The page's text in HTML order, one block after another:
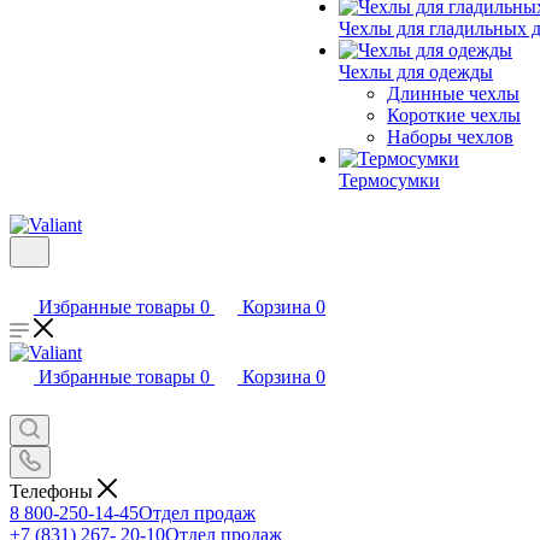
Чехлы для гладильных
Чехлы для одежды
Длинные чехлы
Короткие чехлы
Наборы чехлов
Термосумки
Избранные товары 0 Корзина 0
Избранные товары 0 Корзина 0
Телефоны
8 800-250-14-45Отдел продаж
+7 (831) 267- 20-10Отдел продаж